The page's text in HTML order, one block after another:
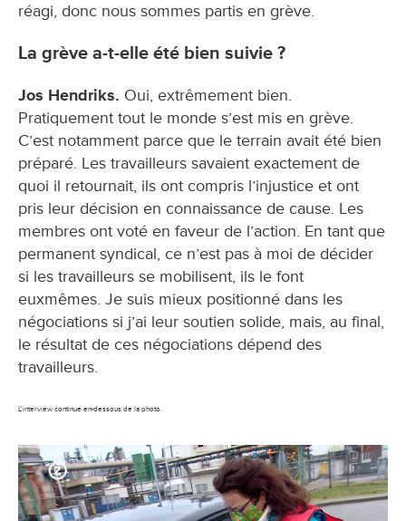
réagi, donc nous sommes partis en grève.
La grève a-t-elle été bien suivie ?
Jos Hendriks. Oui, extrêmement bien.
Pratiquement tout le monde s’est mis en grève.
C’est notamment parce que le terrain avait été bien
préparé. Les travailleurs savaient exactement de
quoi il retournait, ils ont compris l’injustice et ont
pris leur décision en connaissance de cause. Les
membres ont voté en faveur de l’action. En tant que
permanent syndical, ce n’est pas à moi de décider
si les travailleurs se mobilisent, ils le font
euxmêmes. Je suis mieux positionné dans les
négociations si j’ai leur soutien solide, mais, au final,
le résultat de ces négociations dépend des
travailleurs.
L'interview continue en-dessous de la photo.